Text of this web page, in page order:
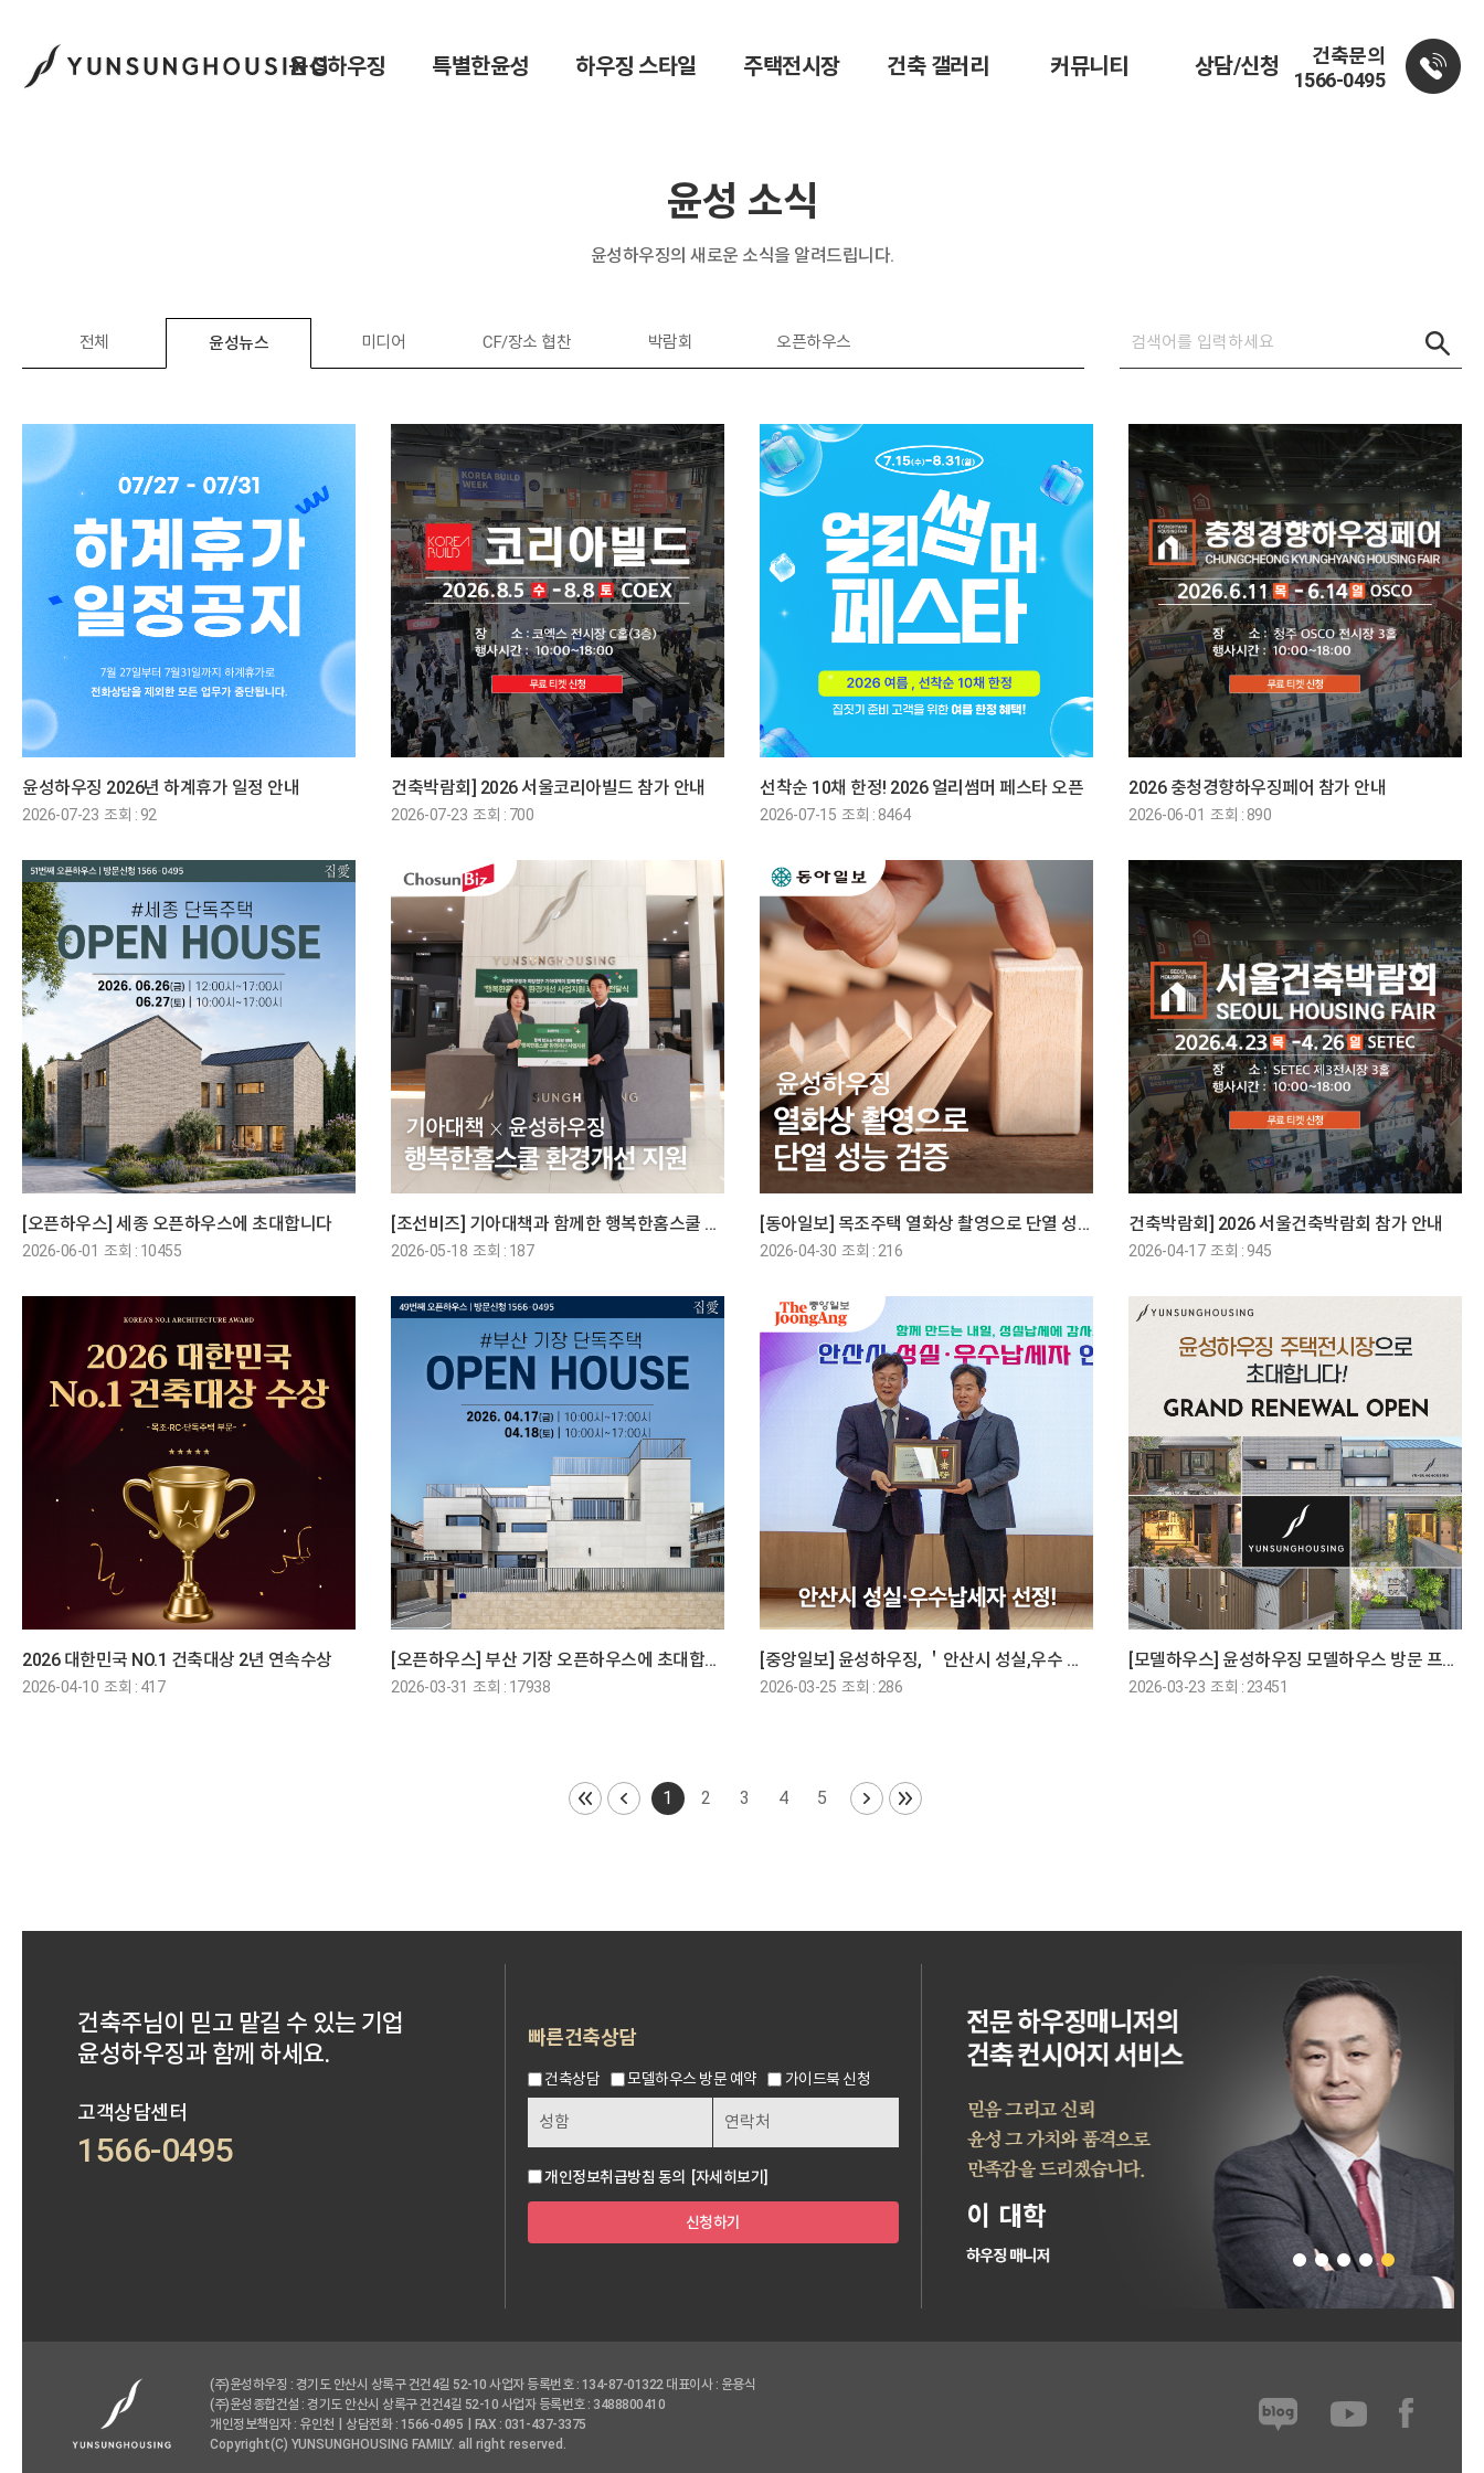
윤성하우징 특별한윤성 하우징 스타일 주택전시장 건축 갤러리 커뮤니티 상담/신청
건축문의
1566-0495
윤성 소식
윤성하우징의 새로운 소식을 알려드립니다.
전체 윤성뉴스 미디어 CF/장소 협찬 박람회 오픈하우스
윤성하우징 2026년 하계휴가 일정 안내
2026-07-23 조회 : 92
건축박람회] 2026 서울코리아빌드 참가 안내
2026-07-23 조회 : 700
선착순 10채 한정! 2026 얼리썸머 페스타 오픈
2026-07-15 조회 : 8464
2026 충청경향하우징페어 참가 안내
2026-06-01 조회 : 890
[오픈하우스] 세종 오픈하우스에 초대합니다
2026-06-01 조회 : 10455
[조선비즈] 기아대책과 함께한 행복한홈스쿨 환경개선 지원
2026-05-18 조회 : 187
[동아일보] 목조주택 열화상 촬영으로 단열 성능 검증
2026-04-30 조회 : 216
건축박람회] 2026 서울건축박람회 참가 안내
2026-04-17 조회 : 945
2026 대한민국 NO.1 건축대상 2년 연속수상
2026-04-10 조회 : 417
[오픈하우스] 부산 기장 오픈하우스에 초대합니다
2026-03-31 조회 : 17938
[중앙일보] 윤성하우징, ＇안산시 성실,우수 납세자＇ 선정
2026-03-25 조회 : 286
[모델하우스] 윤성하우징 모델하우스 방문 프로모션
2026-03-23 조회 : 23451
1 2 3 4 5
건축주님이 믿고 맡길 수 있는 기업
윤성하우징과 함께 하세요.
고객상담센터
1566-0495
빠른건축상담
건축상담 모델하우스 방문 예약 가이드북 신청
개인정보취급방침 동의 [자세히보기]
신청하기
(주)윤성하우징 : 경기도 안산시 상록구 건건4길 52-10 사업자 등록번호 : 134-87-01322 대표이사 : 윤용식
(주)윤성종합건설 : 경기도 안산시 상록구 건건4길 52-10 사업자 등록번호 : 3488800410
개인정보책임자 : 유인천
상담전화 : 1566-0495
FAX : 031-437-3375
Copyright(C) YUNSUNGHOUSING FAMILY. all right reserved.